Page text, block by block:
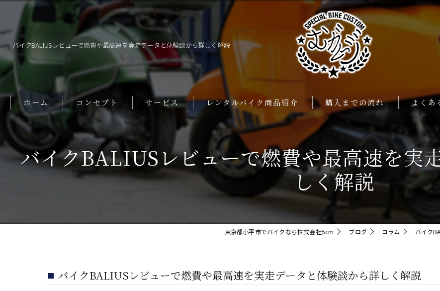
バイクBALIUSレビューで燃費や最高速を実走データと体験談から詳しく解説
ホーム コンセプト サービス レンタルバイク商品紹介 購入までの流れ よくあ
バイクBALIUSレビューで燃費や最高速を実
しく解説
東京都小平市でバイクなら株式会社5cm ブログ コラム バイク
バイクBALIUSレビューで燃費や最高速を実走データと体験談から詳しく解説